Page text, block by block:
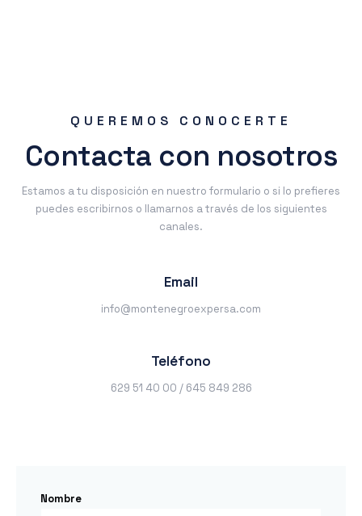
QUEREMOS CONOCERTE
Contacta con nosotros
Estamos a tu disposición en nuestro formulario o si lo prefieres
puedes escribirnos o llamarnos a través de los siguientes
canales.
Email
info@montenegroexpersa.com
Teléfono
629 51 40 00 / 645 849 286
Nombre